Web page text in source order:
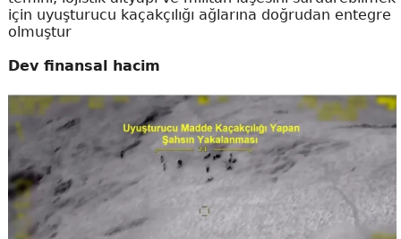
için uyuşturucu kaçakçılığı ağlarına doğrudan entegre
olmuştur
Dev finansal hacim